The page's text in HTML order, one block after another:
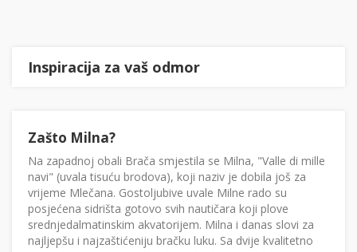
Inspiracija za vaš odmor
Zašto Milna?
Na zapadnoj obali Brača smjestila se Milna, "Valle di mille
navi" (uvala tisuću brodova), koji naziv je dobila još za
vrijeme Mlečana. Gostoljubive uvale Milne rado su
posjećena sidrišta gotovo svih nautičara koji plove
srednjedalmatinskim akvatorijem. Milna i danas slovi za
najljepšu i najzaštićeniju bračku luku. Sa dvije kvalitetno